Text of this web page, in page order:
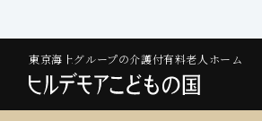
東京海上グループの介護付有料老人ホーム